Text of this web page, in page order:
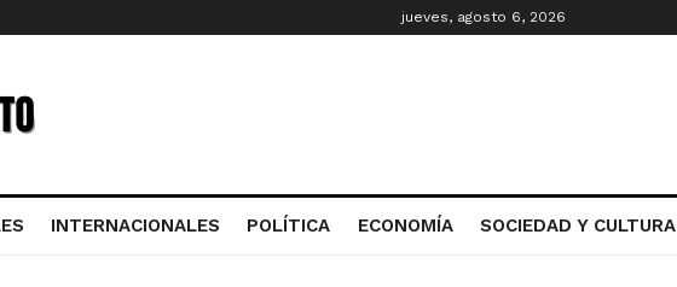
jueves, agosto 6, 2026
INTERNACIONALES POLÍTICA ECONOMÍA SOCIEDAD Y CULTURA